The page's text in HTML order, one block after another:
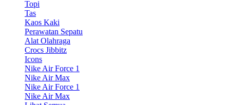
Topi
Tas
Kaos Kaki
Perawatan Sepatu
Alat Olahraga
Crocs Jibbitz
Icons
Nike Air Force 1
Nike Air Max
Nike Air Force 1
Nike Air Max